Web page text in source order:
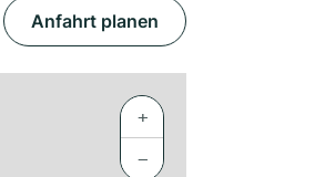
Anfahrt planen
+
−